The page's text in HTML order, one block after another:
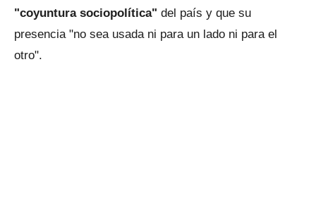
"coyuntura sociopolítica" del país y que su
presencia "no sea usada ni para un lado ni para el
otro".